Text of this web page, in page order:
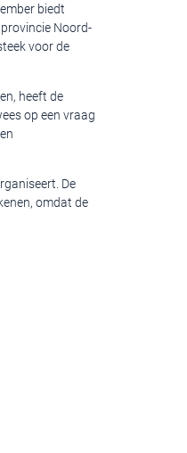
biedt
Noord-
voor de
heeft de
op een vraag
De
omdat de